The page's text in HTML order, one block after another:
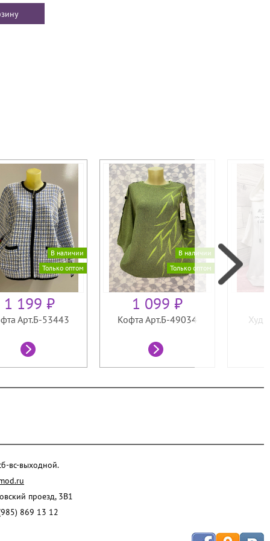
В наличии
Только оптом
1 199 ₽
Арт.Б-53443
В наличии
Только оптом
1 099 ₽
Кофта Арт.Б-49034
вс-выходной.
проезд, 3В1
869 13 12